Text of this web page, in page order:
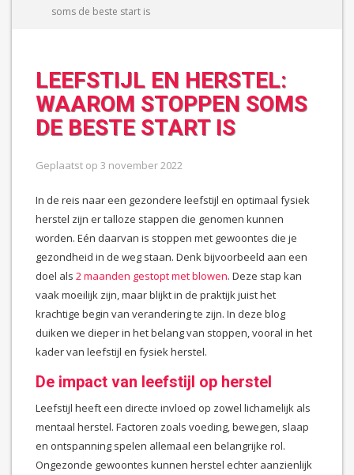
soms de beste start is
LEEFSTIJL EN HERSTEL:
WAAROM STOPPEN SOMS
DE BESTE START IS
Geplaatst op 3 november 2022
In de reis naar een gezondere leefstijl en optimaal fysiek
herstel zijn er talloze stappen die genomen kunnen
worden. Eén daarvan is stoppen met gewoontes die je
gezondheid in de weg staan. Denk bijvoorbeeld aan een
doel als 2 maanden gestopt met blowen. Deze stap kan
vaak moeilijk zijn, maar blijkt in de praktijk juist het
krachtige begin van verandering te zijn. In deze blog
duiken we dieper in het belang van stoppen, vooral in het
kader van leefstijl en fysiek herstel.
De impact van leefstijl op herstel
Leefstijl heeft een directe invloed op zowel lichamelijk als
mentaal herstel. Factoren zoals voeding, bewegen, slaap
en ontspanning spelen allemaal een belangrijke rol.
Ongezonde gewoontes kunnen herstel echter aanzienlijk